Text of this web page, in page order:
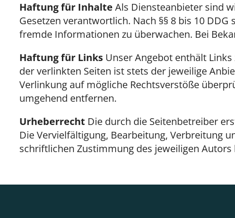
Haftung für Inhalte Als Diensteanbieter sind
Gesetzen verantwortlich. Nach §§ 8 bis 10
fremde Informationen zu überwachen. Bei
Haftung für Links Unser Angebot enthält
der verlinkten Seiten ist stets der jeweilige
Verlinkung auf mögliche Rechtsverstöße
umgehend entfernen.
Urheberrecht Die durch die Seitenbetreiber
Die Vervielfältigung, Bearbeitung, Verbreitung
schriftlichen Zustimmung des jeweiligen Autors